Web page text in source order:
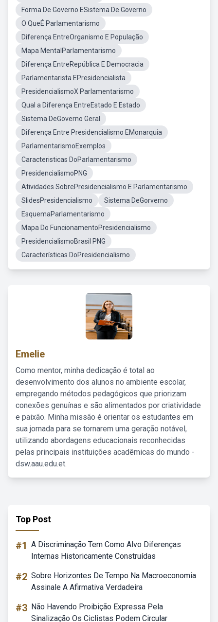
Forma De Governo ESistema De Governo
O QueÉ Parlamentarismo
Diferença EntreOrganismo E População
Mapa MentalParlamentarismo
Diferença EntreRepública E Democracia
Parlamentarista EPresidencialista
PresidencialismoX Parlamentarismo
Qual a Diferença EntreEstado E Estado
Sistema DeGoverno Geral
Diferença Entre Presidencialismo EMonarquia
ParlamentarismoExemplos
Caracteristicas DoParlamentarismo
PresidencialismoPNG
Atividades SobrePresidencialismo E Parlamentarismo
SlidesPresidencialismo
Sistema DeGorverno
EsquemaParlamentarismo
Mapa Do FuncionamentoPresidencialismo
PresidencialismoBrasil PNG
Características DoPresidencialismo
Emelie
Como mentor, minha dedicação é total ao
desenvolvimento dos alunos no ambiente escolar,
empregando métodos pedagógicos que priorizam
conexões genuínas e são alimentados por criatividade
e paixão. Minha missão é orientar os estudantes em
sua jornada para se tornarem uma geração notável,
utilizando abordagens educacionais reconhecidas
pelas principais instituições acadêmicas do mundo -
dsw.aau.edu.et.
Top Post
#1 A Discriminação Tem Como Alvo Diferenças
Internas Historicamente Construídas
#2 Sobre Horizontes De Tempo Na Macroeconomia
Assinale A Afirmativa Verdadeira
#3 Não Havendo Proibição Expressa Pela
Sinalização Os Ciclistas Podem Circular